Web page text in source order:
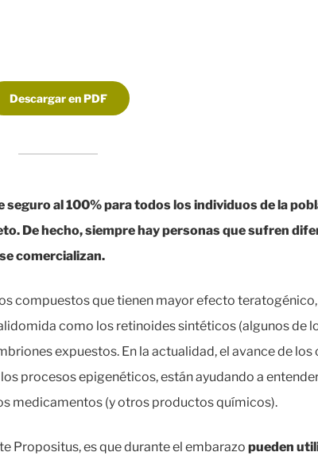
Descargar en PDF
al 100% para todos los individuos de la
De hecho, siempre hay personas que sufren
comercializan.
compuestos que tienen mayor efecto
como los retinoides sintéticos (algunos de
expuestos. En la actualidad, el avance de
procesos epigenéticos, están ayudando a
medicamentos (y otros productos químicos).
Propositus, es que durante el embarazo pueden